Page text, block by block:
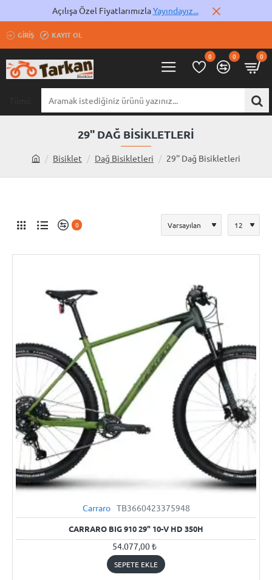
Açılışa Özel FiyatlarımızlaYayındayız...
GIRIŞ KAYIT OL
0 0 0
istediğiniz
29'' DAĞ BISIKLETLERI
o
Bisiklet Dağ Bisikletleri 29'' Dağ Bisikletleri
0
Carraro TB3660423375948
CARRARO BIG 910 29" 10-V HD 350H
54.077,00 ₺
SEPETE EKLE